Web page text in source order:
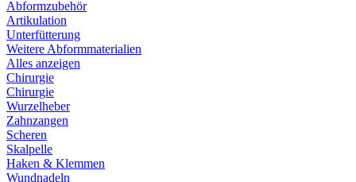
Abformzubehör
Artikulation
Unterfütterung
Weitere Abformmaterialien
Alles anzeigen
Chirurgie
Chirurgie
Wurzelheber
Zahnzangen
Scheren
Skalpelle
Haken & Klemmen
Wundnadeln